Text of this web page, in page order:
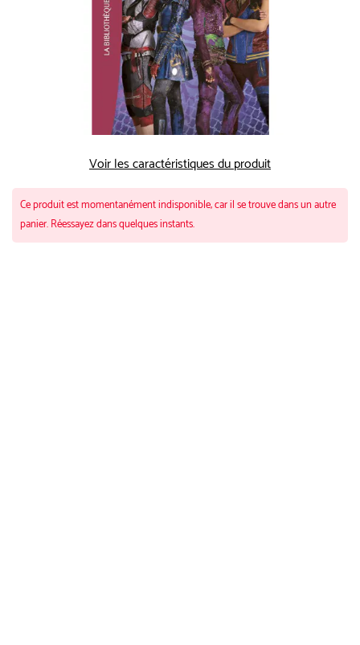
Voir les caractéristiques du produit
Ce produit est momentanément indisponible, car il se trouve dans un autre
panier. Réessayez dans quelques instants.